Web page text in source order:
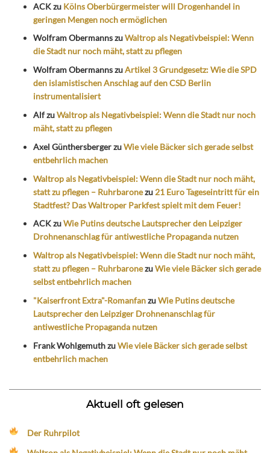
ACKzu Kölns Oberbürgermeister will Drogenhandel in
geringen Mengen noch ermöglichen
Wolfram ObermannszuWaltrop als Negativbeispiel: Wenn
die Stadt nur noch mäht, statt zu pflegen
Wolfram ObermannszuArtikel 3 Grundgesetz: Wie die SPD
den islamistischen Anschlag auf den CSD Berlin
instrumentalisiert
AlfzuWaltrop als Negativbeispiel: Wenn die Stadt nur noch
mäht, statt zu pflegen
Axel GünthersbergerzuWie viele Bäcker sich gerade selbst
entbehrlich machen
Waltrop als Negativbeispiel: Wenn die Stadt nur noch mäht,
statt zu pflegen – Ruhrbaronezu 21 Euro Tageseintritt für ein
Stadtfest? Das Waltroper Parkfest spielt mit dem Feuer!
ACKzuWie Putins deutsche Lautsprecher den Leipziger
Drohnenanschlag für antiwestliche Propaganda nutzen
Waltrop als Negativbeispiel: Wenn die Stadt nur noch mäht,
statt zu pflegen – RuhrbaronezuWie viele Bäcker sich gerade
selbst entbehrlich machen
"Kaiserfront Extra"-RomanfanzuWie Putins deutsche
Lautsprecher den Leipziger Drohnenanschlag für
antiwestliche Propaganda nutzen
Frank WohlgemuthzuWie viele Bäcker sich gerade selbst
entbehrlich machen
Aktuell oft gelesen
Der Ruhrpilot